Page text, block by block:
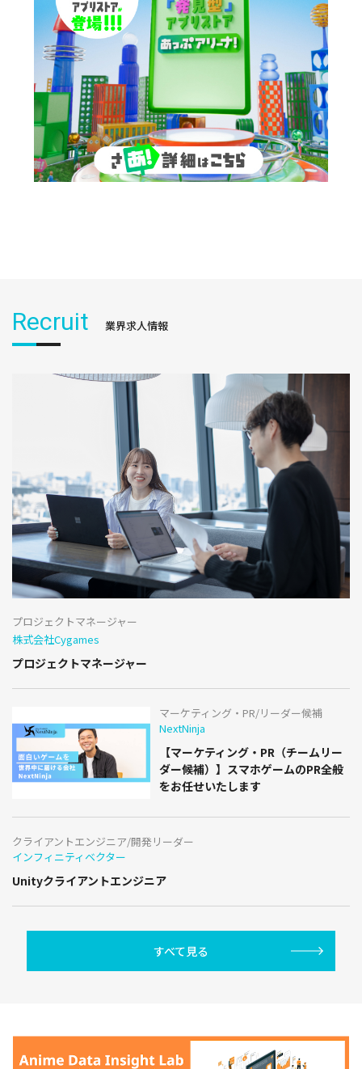
Recruit 業界求人情報
プロジェクトマネージャー
株式会社Cygames
プロジェクトマネージャー
マーケティング・PR/リーダー候補
NextNinja
【マーケティング・PR（チームリー
ダー候補）】スマホゲームのPR全般
をお任せいたします
クライアントエンジニア/開発リーダー
インフィニティベクター
Unityクライアントエンジニア
すべて見る